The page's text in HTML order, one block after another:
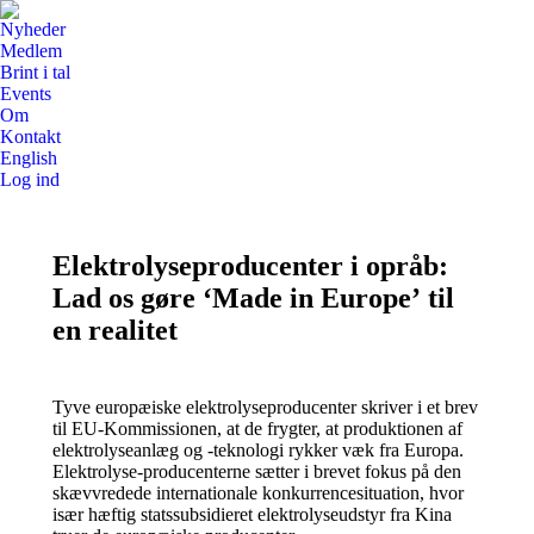
Nyheder
Medlem
Brint i tal
Events
Om
Kontakt
English
Log ind
Elektrolyseproducenter i opråb:
Lad os gøre ‘Made in Europe’ til
en realitet
Tyve europæiske elektrolyseproducenter skriver i et brev
til EU-Kommissionen, at de frygter, at produktionen af
elektrolyseanlæg og -teknologi rykker væk fra Europa.
Elektrolyse-producenterne sætter i brevet fokus på den
skævvredede internationale konkurrencesituation, hvor
især hæftig statssubsidieret elektrolyseudstyr fra Kina